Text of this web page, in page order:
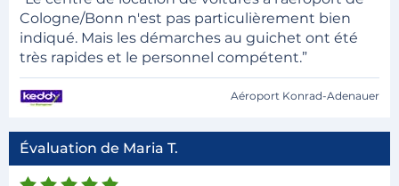
Cologne/Bonn n'est pas particulièrement bien
indiqué. Mais les démarches au guichet ont été
très rapides et le personnel compétent.”
Aéroport Konrad-Adenauer
Évaluation de Maria T.